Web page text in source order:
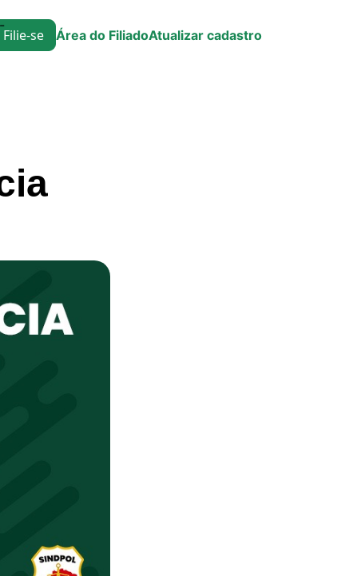
Filie-se Área do FiliadoAtualizar cadastro